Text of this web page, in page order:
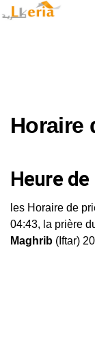
Horaire
Heure
les Horaire de
04:43, la prière
Maghrib (Iftar)